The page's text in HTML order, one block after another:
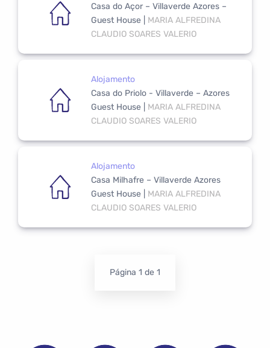
Casa do Açor – Villaverde Azores –
Guest House
MARIA ALFREDINA
CLAUDIO SOARES VALERIO
Alojamento
Casa do Priolo - Villaverde – Azores
Guest House
MARIA ALFREDINA
CLAUDIO SOARES VALERIO
Alojamento
Casa Milhafre – Villaverde Azores
Guest House
MARIA ALFREDINA
CLAUDIO SOARES VALERIO
Página 1 de 1